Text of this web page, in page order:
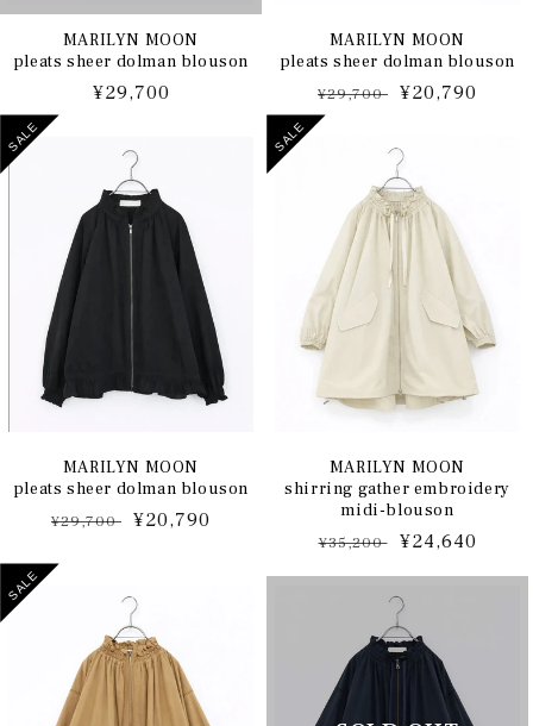
MARILYN MOON
pleats sheer dolman blouson
通
¥29,700
MARILYN MOON
pleats sheer dolman blouson
通
常
¥29,700
セ
ル
価
格
¥20,790
SALE
MARILYN MOON
pleats sheer dolman blouson
通
価
¥29,700
セ
価
格
¥20,790
SALE
MARILYN MOON
shirring gather embroidery
midi-blouson
通
常
¥35,200
セ
ー
ル
価
格
¥24,640
SALE